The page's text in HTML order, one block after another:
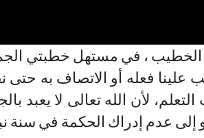
، في مستهل خطبتي الجمعة
علينا فعله أو الاتصاف به
لأن الله تعالى لا
إلى عدم إدراك الحكمة في سنة